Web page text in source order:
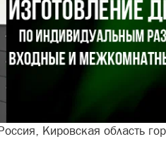
Кировская область